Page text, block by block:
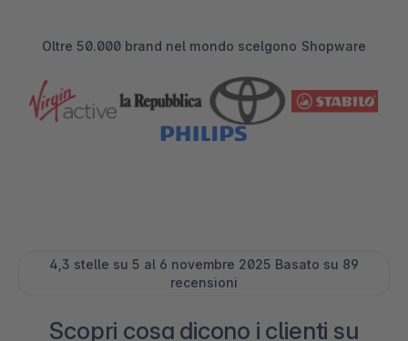
Oltre 50.000 brand nel mondo scelgono Shopware
4,3 stelle su 5 al 6 novembre 2025 Basato su 89
recensioni
Scopri cosa dicono i clienti su